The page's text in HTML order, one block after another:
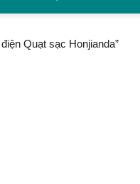
Quạt sạc Honjianda”